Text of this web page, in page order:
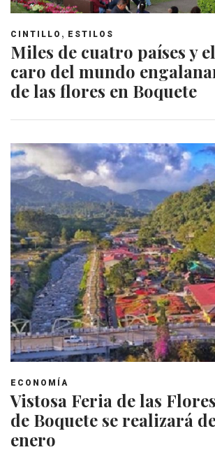
CINTILLO , ESTILOS
Miles de cuatro países y
caro del mundo
de las flores en Boquete
ECONOMÍA
Vistosa Feria de las
de Boquete se realizará
enero